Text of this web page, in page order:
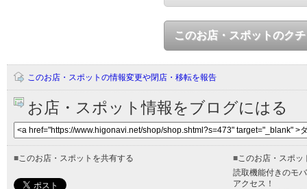
このお店・スポットのク
このお店・スポットの情報変更や閉店・移転を報告
お店・スポット情報をブログにはる
■このお店・スポットを共有する ■このお店・スポッ
読取機能付きのモ
アクセス！